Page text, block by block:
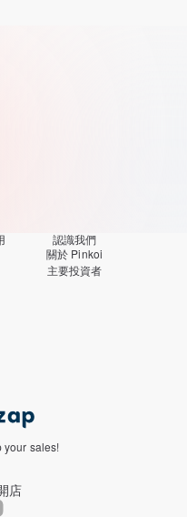
your sales!
店
認識我們
關於 Pinkoi
主要投資者